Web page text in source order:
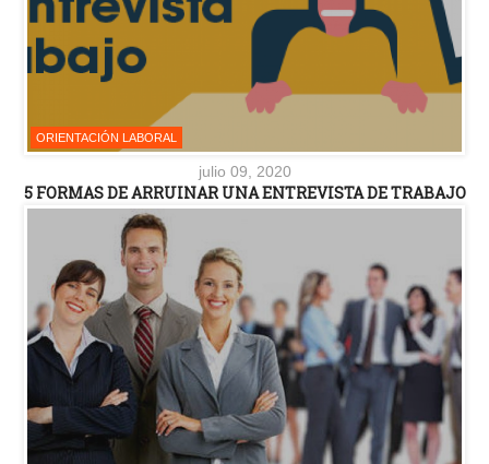
ORIENTACIÓN LABORAL
julio 09, 2020
5 FORMAS DE ARRUINAR UNA ENTREVISTA DE TRABAJO